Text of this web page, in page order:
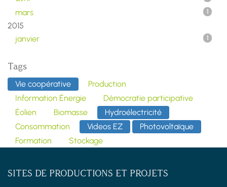
mars 1
2015
janvier
1
Tags
Vie coopérative
Production
Information Énergie
Démocratie participative
Éolien
Biomasse
Hydroélectricité
Consommation
Videos EZ
Photovoltaïque
Formation
Stockage
SITES DE PRODUCTIONS ET PROJETS